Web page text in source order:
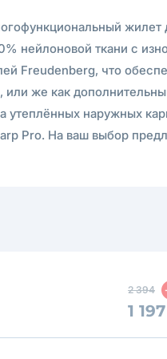
жилет
нейлоновой ткани с
Freudenberg, что
же как
утеплённых наружных
Pro. На ваш выбор
2 394
1